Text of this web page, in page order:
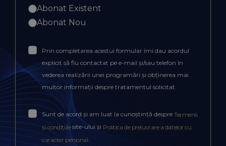
Abonat Existent
Abonat Nou
Prin completarea acestui formular îmi dau acordul
explicit să fiu contactat pe e-mail și/sau telefon în
vederea realizării unei programări și obținerea mai
multor informații despre tratamentul solicitat.
Sunt de acord și am luat la cunoștință despre Termenii
și condițiilesite-ului și Politica de prelucrare a datelor cu
caracter personal